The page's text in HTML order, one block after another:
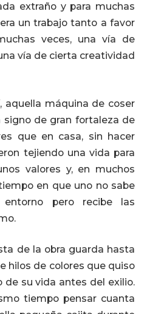
extraño y para muchas
un trabajo tanto a favor
veces, una vía de
vía de cierta creatividad
aquella máquina de coser
de gran fortaleza de
que en casa, sin hacer
tejiendo una vida para
valores y, en muchos
en que uno no sabe
pero recibe las
de la obra guarda hasta
hilos de colores que quiso
de su vida antes del exilio.
tiempo pensar cuanta